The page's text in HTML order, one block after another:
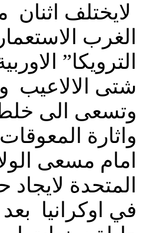
لايختلف اثنان
الغرب
الترويكا”
شتى الالاعيب
وتسعى الى خلط
واثارة
امام مسعى
المتحدة لايجاد
في اوكرانيا